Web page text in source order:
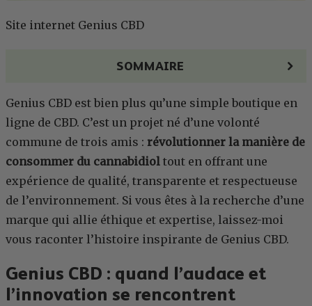
Site internet Genius CBD
SOMMAIRE
Genius CBD est bien plus qu’une simple boutique en
ligne de CBD. C’est un projet né d’une volonté
commune de trois amis : révolutionner la manière de
consommer du cannabidiol tout en offrant une
expérience de qualité, transparente et respectueuse
de l’environnement. Si vous êtes à la recherche d’une
marque qui allie éthique et expertise, laissez-moi
vous raconter l’histoire inspirante de Genius CBD.
Genius CBD : quand l’audace et
l’innovation se rencontrent